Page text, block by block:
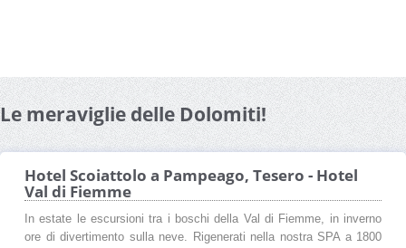
Le meraviglie delle Dolomiti!
Hotel Scoiattolo a Pampeago, Tesero - Hotel
Val di Fiemme
In estate le escursioni tra i boschi della Val di Fiemme, in inverno
ore di divertimento sulla neve. Rigenerati nella nostra SPA a 1800